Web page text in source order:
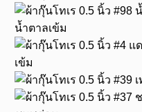
น้ำตาลเข้ม
เข้ม